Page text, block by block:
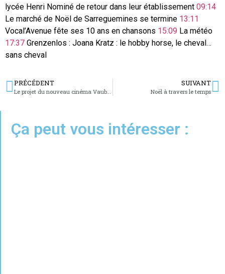
lycée Henri Nominé de retour dans leur établissement 09:14
Le marché de Noël de Sarreguemines se termine 13:11
Vocal’Avenue fête ses 10 ans en chansons 15:09 La météo
17:37 Grenzenlos : Joana Kratz : le hobby horse, le cheval…
sans cheval
PRÉCÉDENT
Le projet du nouveau cinéma Vauban présenté au conseil municipal de Bitche
SUIVANT
Noël à travers le temps
Ça peut vous intéresser :